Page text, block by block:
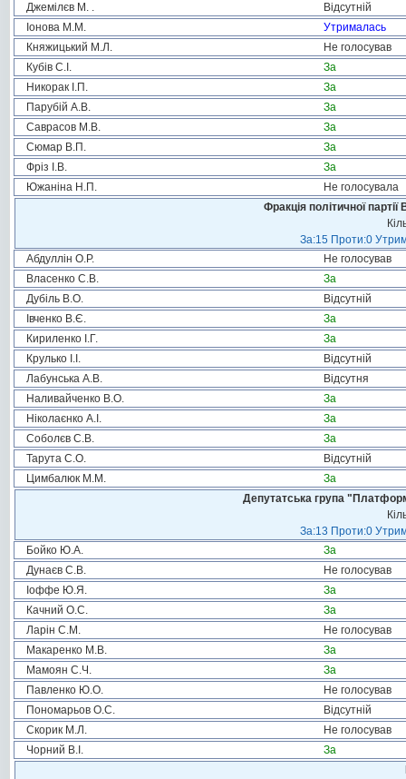
Джемілєв М. .
Відсутній
Іонова М.М.
Утрималась
Княжицький М.Л.
Не голосував
Кубів С.І.
За
Никорак І.П.
За
Парубій А.В.
За
Саврасов М.В.
За
Сюмар В.П.
За
Фріз І.В.
За
Южаніна Н.П.
Не голосувала
Фракція політичної
За:15 Проти:0
Абдуллін О.Р.
Не голосував
Власенко С.В.
За
Дубіль В.О.
Відсутній
Івченко В.Є.
За
Кириленко І.Г.
За
Крулько І.І.
Відсутній
Лабунська А.В.
Відсутня
Наливайченко В.О.
За
Ніколаєнко А.І.
За
Соболєв С.В.
За
Тарута С.О.
Відсутній
Цимбалюк М.М.
За
Депутатська група
За:13 Проти:0
Бойко Ю.А.
За
Дунаєв С.В.
Не голосував
Іоффе Ю.Я.
За
Качний О.С.
За
Ларін С.М.
Не голосував
Макаренко М.В.
За
Мамоян С.Ч.
За
Павленко Ю.О.
Не голосував
Пономарьов О.С.
Відсутній
Скорик М.Л.
Не голосував
Чорний В.І.
За